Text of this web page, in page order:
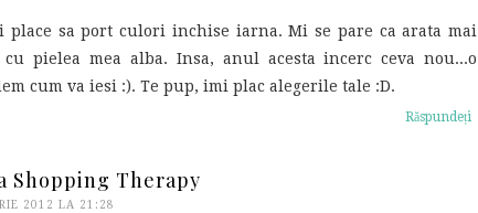
place sa port culori inchise iarna. Mi se pare ca arata mai
pielea mea alba. Insa, anul acesta incerc ceva nou...o
cum va iesi :). Te pup, imi plac alegerile tale :D.
Răspundeți
Shopping Therapy
2012 LA 21:28